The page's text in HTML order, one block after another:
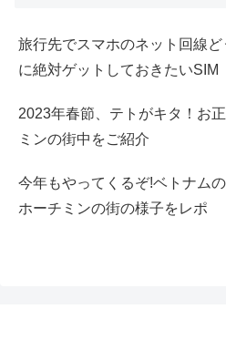
旅行先でスマホのネット回線
に絶対ゲットしておきたいSIM
2023年春節、テトがキタ！お
ミンの街中をご紹介
今年もやってくるぞ!ベトナム
ホーチミンの街の様子をレポ